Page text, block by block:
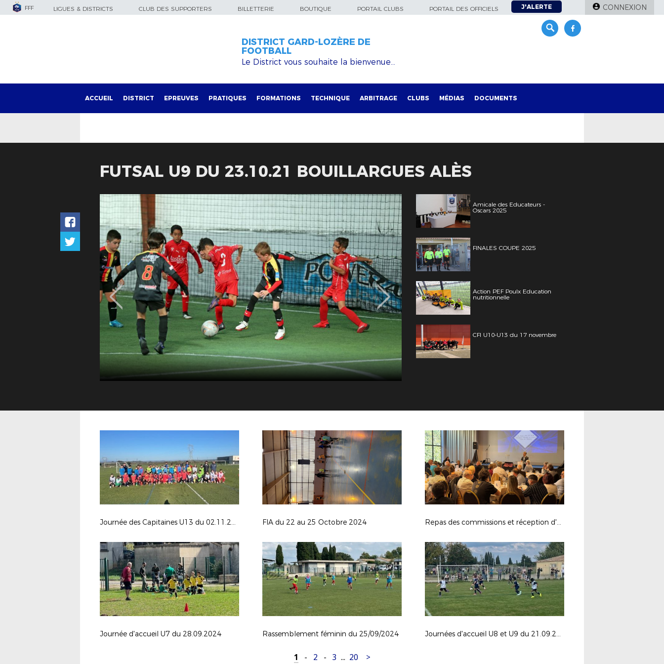
FFF LIGUES & DISTRICTS CLUB DES SUPPORTERS BILLETTERIE BOUTIQUE PORTAIL CLUBS PORTAIL DES OFFICIELS J'ALERTE CONNEXION
DISTRICT GARD-LOZÈRE DE
FOOTBALL
Le District vous souhaite la bienvenue…
ACCUEIL DISTRICT EPREUVES PRATIQUES FORMATIONS TECHNIQUE ARBITRAGE CLUBS MÉDIAS DOCUMENTS
FUTSAL U9 DU 23.10.21 BOUILLARGUES ALÈS
Amicale des Educateurs -
Oscars 2025
FINALES COUPE 2025
Action PEF Poulx Education
nutritionnelle
CFI U10-U13 du 17 novembre
Journée des Capitaines U13 du 02.11.2024 FIA du 22 au 25 Octobre 2024 Repas des commissions et réception d'honneur
Journée d'accueil U7 du 28.09.2024 Rassemblement féminin du 25/09/2024 Journées d'accueil U8 et U9 du 21.09.2024
1 - 2 - 3 ... 20 >